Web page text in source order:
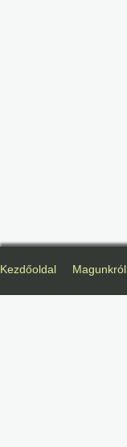
Kezdőoldal Magunkról